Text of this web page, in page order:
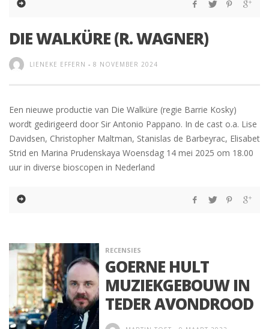
DIE WALKÜRE (R. WAGNER)
LIENEKE EFFERN - 8 NOVEMBER 2024
Een nieuwe productie van Die Walküre (regie Barrie Kosky)
wordt gedirigeerd door Sir Antonio Pappano. In de cast o.a. Lise
Davidsen, Christopher Maltman, Stanislas de Barbeyrac, Elisabet
Strid en Marina Prudenskaya Woensdag 14 mei 2025 om 18.00
uur in diverse bioscopen in Nederland
RECENSIES
GOERNE HULT
MUZIEKGEBOUW IN
TEDER AVONDROOD